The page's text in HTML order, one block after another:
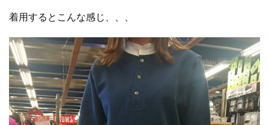
着用するとこんな感じ、、、